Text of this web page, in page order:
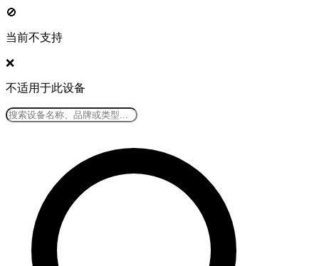
🚫
当前不支持
❌
不适用于此设备